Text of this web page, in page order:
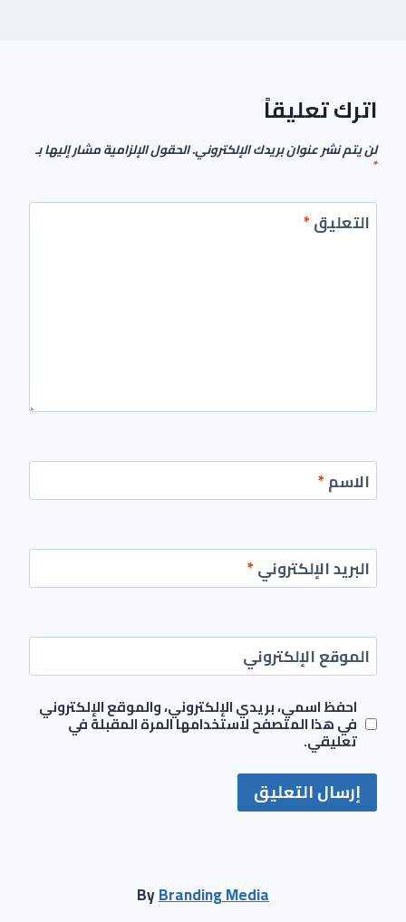
اترك تعليقاً
لن يتم نشر عنوان بريدك الإلكتروني.الحقول الإلزامية مشار إليها بـ
*
التعليق*
الاسم*
البريد الإلكتروني*
الموقع الإلكتروني
احفظ اسمي، بريدي الإلكتروني، والموقع الإلكتروني
في هذا المتصفح لاستخدامها المرة المقبلة في
تعليقي.
ByBranding Media